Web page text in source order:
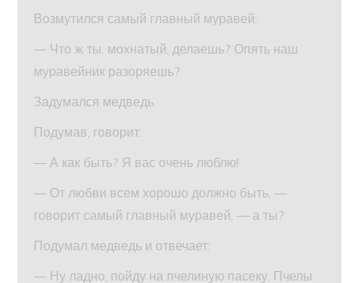
Возмутился самый главный муравей:
— Что ж ты. мохнатый, делаешь? Опять наш
муравейник разоряешь?
Задумался медведь.
Подумав, говорит:
— А как быть? Я вас очень люблю!
— От любви всем хорошо должно быть, —
говорит самый главный муравей, — а ты?
Подумал медведь и отвечает:
— Ну ладно, пойду на пчелиную пасеку. Пчелы